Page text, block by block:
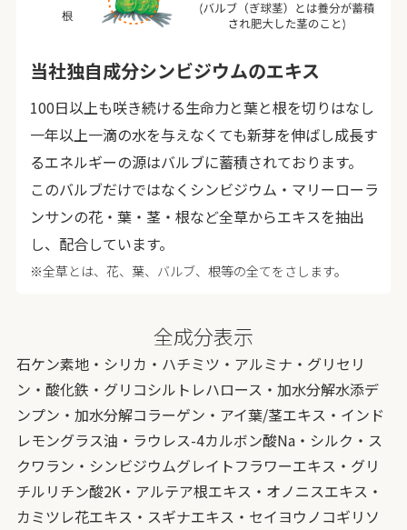
当社独自成分シンビジウムのエキス
100日以上も咲き続ける生命力と葉と根を切りはなし
一年以上一滴の水を与えなくても新芽を伸ばし成長す
るエネルギーの源はバルブに蓄積されております。
このバルブだけではなくシンビジウム・マリーローラ
ンサンの花・葉・茎・根など全草からエキスを抽出
し、配合しています。
※全草とは、花、葉、バルブ、根等の全てをさします。
全成分表示
石ケン素地・シリカ・ハチミツ・アルミナ・グリセリ
ン・酸化鉄・グリコシルトレハロース・加水分解水添デ
ンプン・加水分解コラーゲン・アイ葉/茎エキス・インド
レモングラス油・ラウレス-4カルボン酸Na・シルク・ス
クワラン・シンビジウムグレイトフラワーエキス・グリ
チルリチン酸2K・アルテア根エキス・オノニスエキス・
カミツレ花エキス・スギナエキス・セイヨウノコギリソ